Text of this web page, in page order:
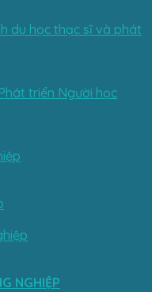
du học thạc sĩ và phát
triển Người học
NGHIỆP